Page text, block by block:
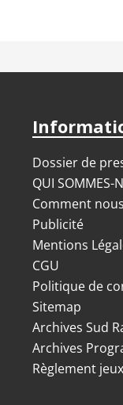
Dossier de
QUI SOMMES-
Comment
Publicité
Mentions
CGU
Politique de
Sitemap
Archives Sud
Archives
Règlement jeux